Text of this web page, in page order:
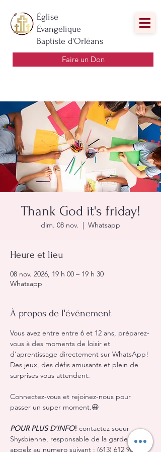
Église
Évangélique
Baptiste d'Orléans
Faire un Don
Thank God it's friday!
dim. 08 nov.
  |
Whatsapp
Heure et lieu
08 nov. 2026, 19 h 00 – 19 h 30
Whatsapp
À propos de l'événement
Vous avez entre entre 6 et 12 ans, préparez-
vous à des moments de loisir et
d'aprentissage directement sur WhatsApp!
Des jeux, des défis amusants et plein de
surprises vous attendent.
Connectez-vous et rejoinez-nous pour
passer un super moment.😃
POUR PLUS D'INFO! contactez soeur
Shysbienne, responsable de la garderie ou
appelz au numero suivant : (613) 612 9091